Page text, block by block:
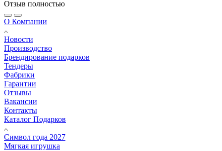
Отзыв полностью
О Компании
Новости
Производство
Брендирование подарков
Тендеры
Фабрики
Гарантии
Отзывы
Вакансии
Контакты
Каталог Подарков
Символ года 2027
Мягкая игрушка